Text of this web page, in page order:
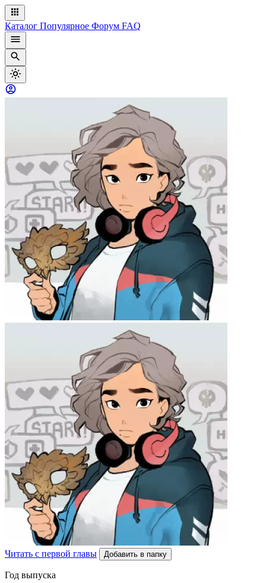
Каталог Популярное Форум FAQ
Читать с первой главы Добавить в папку
Год выпуска